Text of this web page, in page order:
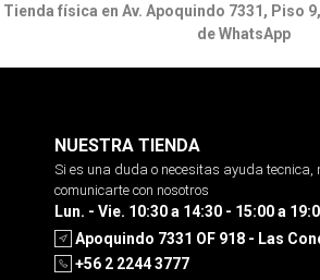
Tienda física en Av. Apoquindo 7331, Piso
de WhatsApp
NUESTRA TIENDA
Si es una duda o necesitas ayuda tecnica,
comunicarte con nosotros
Lun. - Vie. 10:30 a 14:30 - 15:00 a
Apoquindo 7331 OF 918 - Las
+56 2 2244 3777